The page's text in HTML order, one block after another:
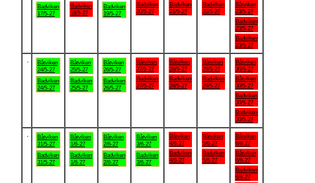
Badviken
17/5-27
Badviken
18/5-27
Badviken
19/5-27
Badviken
20/5-27
Badviken
21/5-27
Badviken
22/5-27
Båtviken
23/5-27
Badviken
23/5-27
Badviken
23/5-27
Båtviken
24/5-27
Badviken
24/5-27
Båtviken
25/5-27
Badviken
25/5-27
Båtviken
26/5-27
Badviken
26/5-27
Båtviken
27/5-27
Badviken
27/5-27
Båtviken
28/5-27
Badviken
28/5-27
Båtviken
29/5-27
Badviken
29/5-27
Båtviken
30/5-27
Båtviken
30/5-27
Badviken
30/5-27
Badviken
30/5-27
Båtviken
31/5-27
Badviken
31/5-27
Båtviken
1/6-27
Badviken
1/6-27
Båtviken
2/6-27
Badviken
2/6-27
Båtviken
3/6-27
Badviken
3/6-27
Båtviken
4/6-27
Badviken
4/6-27
Båtviken
5/6-27
Badviken
5/6-27
Båtviken
6/6-27
Båtviken
6/6-27
Badviken
6/6-27